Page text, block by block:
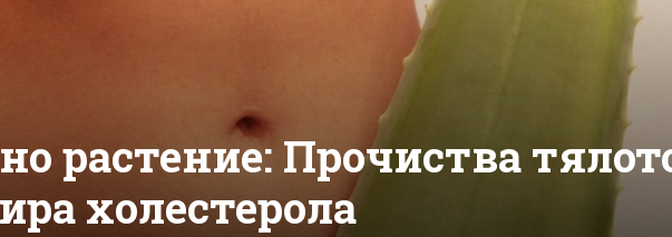
растение: Прочиства
холестерола